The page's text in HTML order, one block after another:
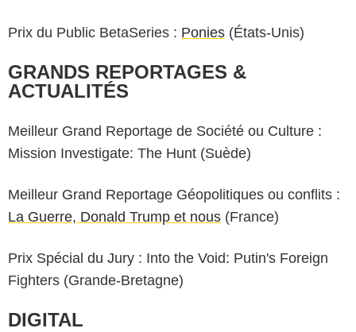
Prix du Public BetaSeries : Ponies (États-Unis)
GRANDS REPORTAGES &
ACTUALITÉS
Meilleur Grand Reportage de Société ou Culture :
Mission Investigate: The Hunt (Suède)
Meilleur Grand Reportage Géopolitiques ou conflits :
La Guerre, Donald Trump et nous (France)
Prix Spécial du Jury : Into the Void: Putin's Foreign
Fighters (Grande-Bretagne)
DIGITAL